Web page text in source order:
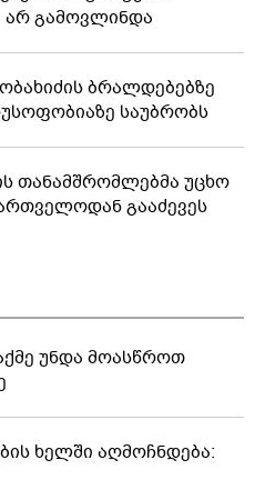
არ გამოვლინდა
ბრალდებებზე
საუბრობს
თანამშრომლებმა უცხო
გააძევეს
უნდა მოასწროთ
ხელში აღმოჩნდება: